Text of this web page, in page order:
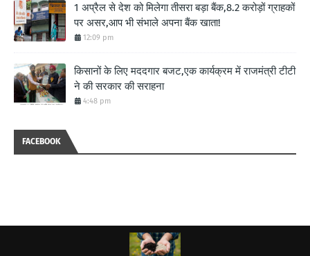
1 अप्रैल से देश को मिलेगा तीसरा बड़ा बैंक,8.2 करोड़ों ग्राहकों
पर असर,आप भी संभाले अपना बैंक खाता!
12:09 pm
किसानों के लिए मददगार बजट,एक कार्यक्रम में राजमंत्री टीटी
ने की सरकार की सराहना
4:48 pm
FACEBOOK